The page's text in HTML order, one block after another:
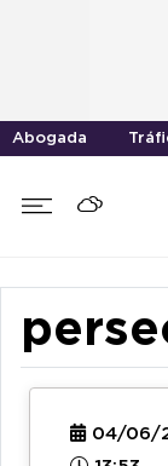
Abogada
04/06/